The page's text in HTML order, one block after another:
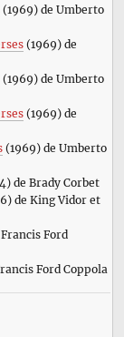
(1969) de Umberto
(1969) de
(1969) de Umberto
(1969) de
(1969) de Umberto
de Brady Corbet
de King Vidor et
Ford
Ford Coppola